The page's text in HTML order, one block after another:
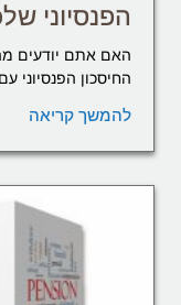
הפנסיוני
האם אתם יודעים
החיסכון הפנסיוני
להמשך קריאה